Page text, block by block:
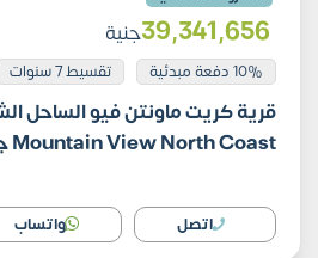
39٬341٬656جنية
10% دفعة مبدئية تقسيط 7 سنوات
Mountain View North Coast جدول أسعار
اتصل واتساب